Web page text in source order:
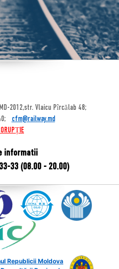
2012,str. Vlaicu Pîrcălab 48;
cfm@railway.md
informatii
33 (08.00 - 20.00)
Republicii Moldova